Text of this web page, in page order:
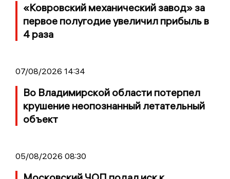
«Ковровский механический завод» за
первое полугодие увеличил прибыль в
4 раза
07/08/2026 14:34
Во Владимирской области потерпел
крушение неопознанный летательный
объект
05/08/2026 08:30